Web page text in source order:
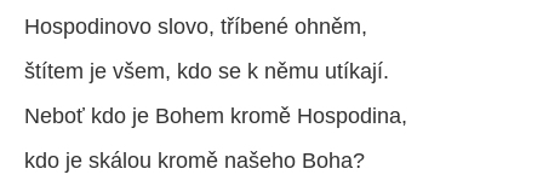
Hospodinovo slovo, tříbené ohněm,
štítem je všem, kdo se k němu utíkají.
Neboť kdo je Bohem kromě Hospodina,
kdo je skálou kromě našeho Boha?